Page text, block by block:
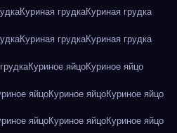
Куриная грудкаКуриная грудка
Куриная грудкаКуриная грудка
Куриное яйцоКуриное яйцо
яйцоКуриное яйцоКуриное яйцо
яйцоКуриное яйцоКуриное яйцо